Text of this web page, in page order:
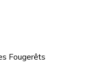
Fougerêts